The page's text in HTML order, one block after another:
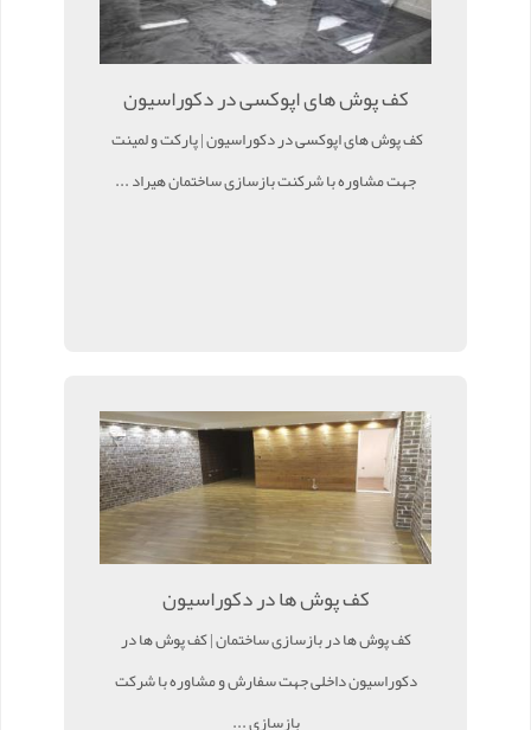
کف پوش های اپوکسی در دکوراسیون
کف پوش های اپوکسی در دکوراسیون | پارکت و لمینت
جهت مشاوره با شرکنت بازسازی ساختمان هیراد ...
کف پوش ها در دکوراسیون
کف پوش ها در بازسازی ساختمان | کف پوش ها در
دکوراسیون داخلی جهت سفارش و مشاوره با شرکت
بازسازی ...